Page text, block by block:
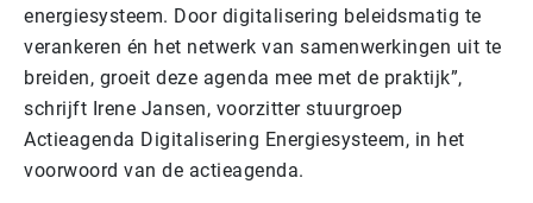
energiesysteem. Door digitalisering beleidsmatig te
verankeren én het netwerk van samenwerkingen uit te
breiden, groeit deze agenda mee met de praktijk”,
schrijft Irene Jansen, voorzitter stuurgroep
Actieagenda Digitalisering Energiesysteem, in het
voorwoord van de actieagenda.